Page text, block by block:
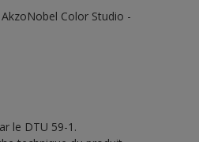
Color Studio -
le DTU 59-1.